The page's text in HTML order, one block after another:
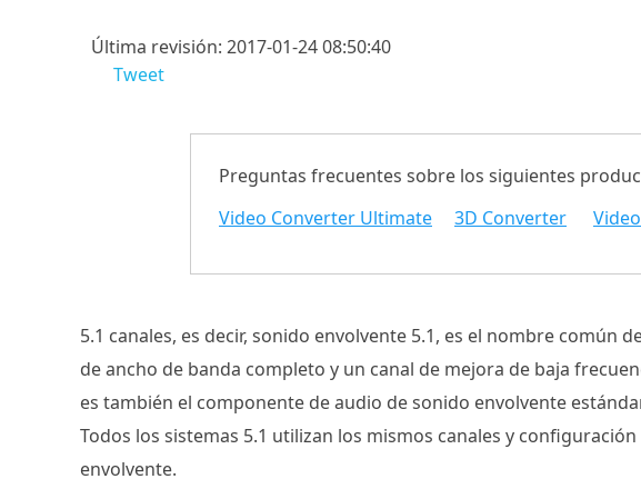
Última revisión: 2017-01-24 08:50:40
Tweet
Preguntas frecuentes sobre los siguientes
Video Converter Ultimate
3D Converter
5.1 canales, es decir, sonido envolvente 5.1, es el nombre común
de ancho de banda completo y un canal de mejora de baja
es también el componente de audio de sonido envolvente
Todos los sistemas 5.1 utilizan los mismos canales y
envolvente.